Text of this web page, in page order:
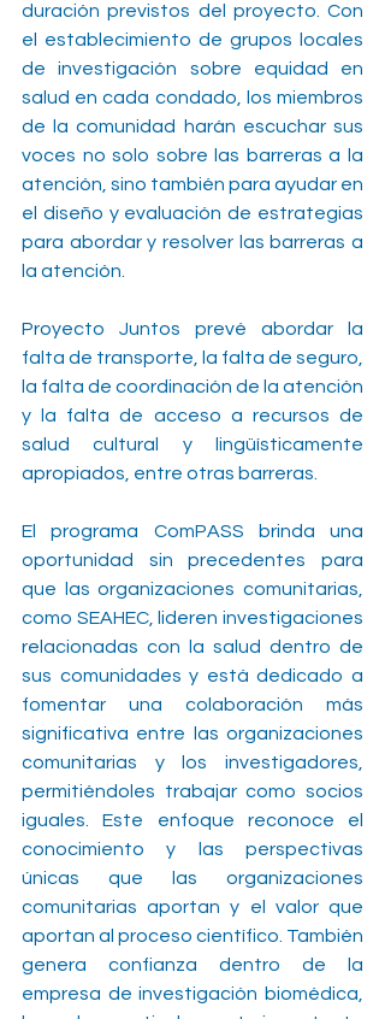
duración previstos del proyecto. Con
el establecimiento de grupos locales
de investigación sobre equidad en
salud en cada condado, los miembros
de la comunidad harán escuchar sus
voces no solo sobre las barreras a la
atención, sino también para ayudar en
el diseño y evaluación de estrategias
para abordar y resolver las barreras a
la atención.
Proyecto Juntos prevé abordar la
falta de transporte, la falta de seguro,
la falta de coordinación de la atención
y la falta de acceso a recursos de
salud cultural y lingüísticamente
apropiados, entre otras barreras.
El programa ComPASS brinda una
oportunidad sin precedentes para
que las organizaciones comunitarias,
como SEAHEC, lideren investigaciones
relacionadas con la salud dentro de
sus comunidades y está dedicado a
fomentar una colaboración más
significativa entre las organizaciones
comunitarias y los investigadores,
permitiéndoles trabajar como socios
iguales. Este enfoque reconoce el
conocimiento y las perspectivas
únicas que las organizaciones
comunitarias aportan y el valor que
aportan al proceso científico. También
genera confianza dentro de la
empresa de investigación biomédica,